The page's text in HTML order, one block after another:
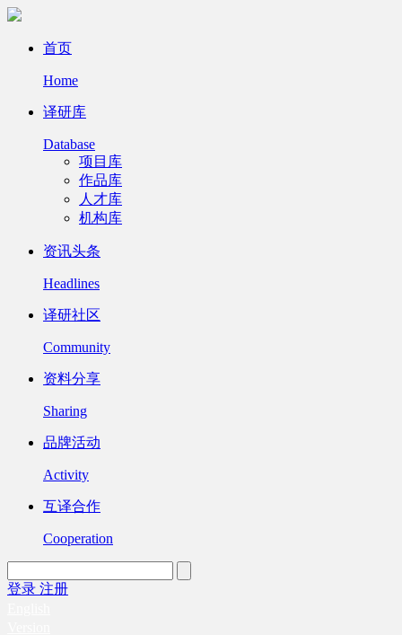
首页
Home
译研库
Database
项目库
作品库
人才库
机构库
资讯头条
Headlines
译研社区
Community
资料分享
Sharing
品牌活动
Activity
互译合作
Cooperation
登录 注册